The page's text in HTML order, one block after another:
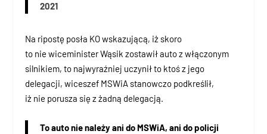
2021
Na ripostę posła KO wskazującą, iż skoro
to nie wiceminister Wąsik zostawił auto z włączonym
silnikiem, to najwyraźniej uczynił to ktoś z jego
delegacji, wiceszef MSWiA stanowczo podkreślił,
iż nie porusza się z żadną delegacją.
To auto nie należy ani do MSWiA, ani do policji